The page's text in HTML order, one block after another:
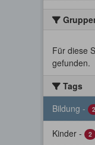
Für diese
gefunden.
Tags
Bildung - 2
Kinder - 2